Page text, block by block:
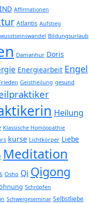
Affirmationen
Atlantis Aufstieg
Bildungsurlaub
Damanhur Doris
Energiearbeit Engel
Geistheilung gesund
Heilung
Klassische Homöopathie
kurse Lichtkörper Liebe
Meditation
Osho Qi Qigong
Schröpfen
Schweigeseminar Selbstliebe